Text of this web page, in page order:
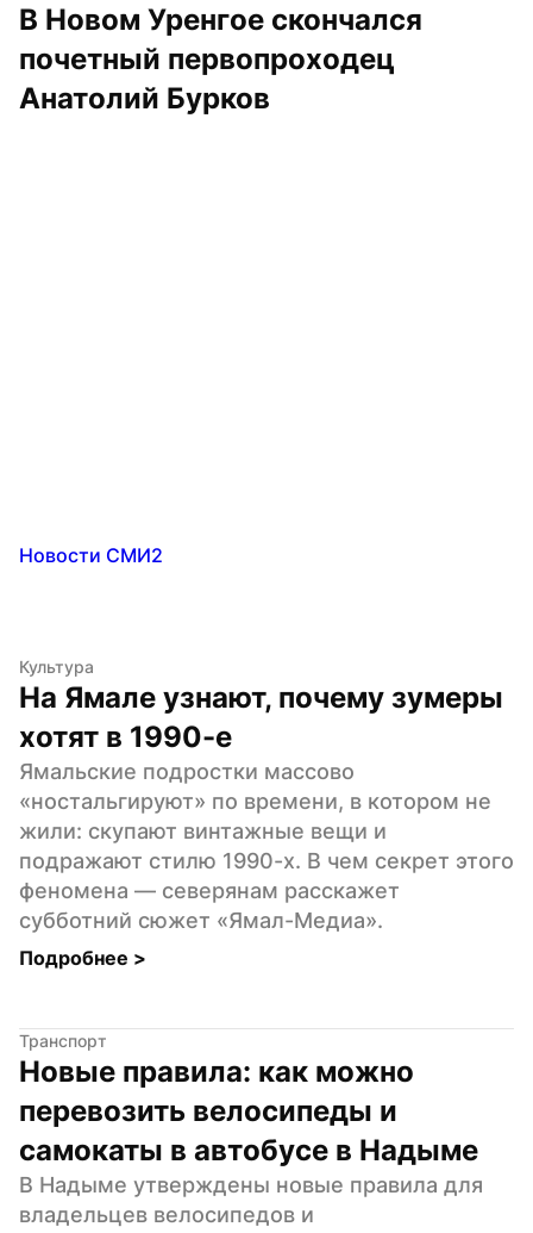
В Новом Уренгое скончался
почетный первопроходец
Анатолий Бурков
Новости СМИ2
Культура
На Ямале узнают, почему зумеры
хотят в 1990-е
Ямальские подростки массово
«ностальгируют» по времени, в котором не
жили: скупают винтажные вещи и
подражают стилю 1990-х. В чем секрет этого
феномена — северянам расскажет
субботний сюжет «Ямал-Медиа».
Подробнее >
Транспорт
Новые правила: как можно
перевозить велосипеды и
самокаты в автобусе в Надыме
В Надыме утверждены новые правила для
владельцев велосипедов и